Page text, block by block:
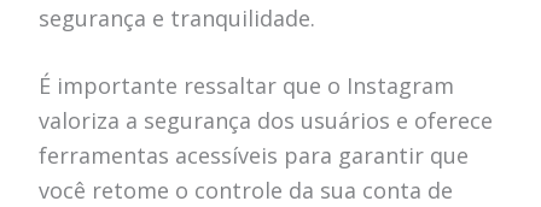
segurança e tranquilidade.
É importante ressaltar que o Instagram
valoriza a segurança dos usuários e oferece
ferramentas acessíveis para garantir que
você retome o controle da sua conta de